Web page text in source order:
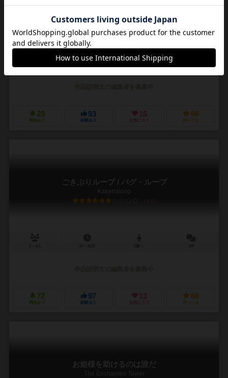
6.3
29
興味あり
93
経験あり
15
お気に入り
66
持ってる
ごきぶりループ / バグ・ループ
Kakerlaloop
6.0
72
興味あり
97
経験あり
13
お気に入り
66
持ってる
お姫様を助けるのは誰だ
The Enchanted Tower